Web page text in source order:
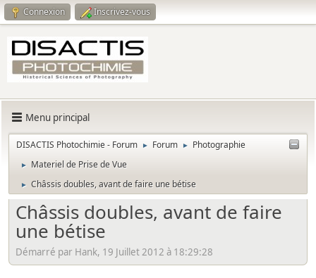
Connexion Inscrivez-vous
Menu principal
DISACTIS Photochimie - Forum ► Forum ► Photographie
► Materiel de Prise de Vue
► Châssis doubles, avant de faire une bétise
Châssis doubles, avant de faire
une bétise
Démarré par Hank, 19 Juillet 2012 à 18:29:28